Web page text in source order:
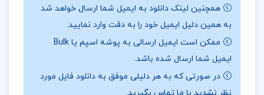
سیاسی جامعهٔ ایران دارند.
📖بخش
این اثر با نگاهی انتقادی و تحلیلی، به بررسی این پرسش
می پردازد که چرا با وجود بیش از یک قرن تجربهٔ مدرنیته
و جنبش های اجتماعی، دموکراسی هنوز در ایران به طور
همچنین لینک دانلود به ایمیل شما ارسال خواهد شد
به همین دلیل ایمیل خود را به دقت وارد نمایید.
ممکن است ایمیل ارسالی به پوشه اسپم یا Bulk
ایمیل شما ارسال شده باشد.
در صورتی که به هر دلیلی موفق به دانلود فایل مورد